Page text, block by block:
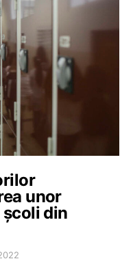
unor
din